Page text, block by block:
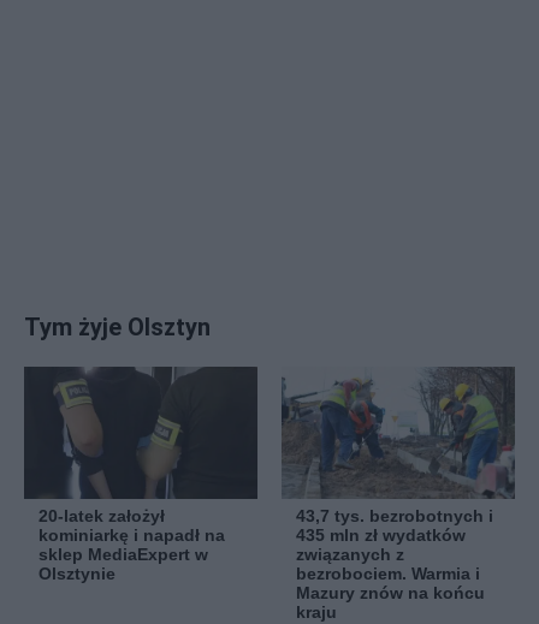
Tym żyje Olsztyn
20-latek założył
kominiarkę i napadł na
sklep MediaExpert w
Olsztynie
43,7 tys. bezrobotnych i
435 mln zł wydatków
związanych z
bezrobociem. Warmia i
Mazury znów na końcu
kraju